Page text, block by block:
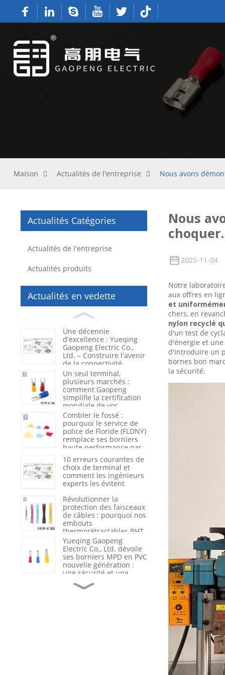
Maison Actualités de l'entreprise Nous avons
Actualités Catégories
Actualités de l'entreprise
Actualités produits
Actualités en vedette
Une décennie
d'excellence : Yueqing
Gaopeng Electric Co.,
Ltd. – Construire l'avenir
de la connectivité
électrique
Un seul terminal,
plusieurs marchés :
comment Gaopeng
simplifie la certification
mondiale de vos
produits
Combler le fossé :
pourquoi le service de
police de Floride (FLDNY)
remplace ses borniers
haute performance par
du nylon 66 renforcé
10 erreurs courantes de
choix de terminal et
comment les ingénieurs
experts les évitent
Révolutionner la
protection des faisceaux
de câbles : pourquoi nos
embouts
thermorétractables BHT
sont la nouvelle
référence du secteur en
matière d’étanchéité et
d’isolation
Yueqing Gaopeng
Electric Co., Ltd. dévoile
ses borniers MPD en PVC
nouvelle génération :
une sécurité et une
efficacité redéfinies dans
le câblage industriel
Du fournisseur de
produits au partenaire
Nous
choquer.
2025-11-04
Notre
aux offres en
et
chers, en
nylon recyclé
d'un test de
d'énergie et
d'introduire un
bornes bon
la sécurité.